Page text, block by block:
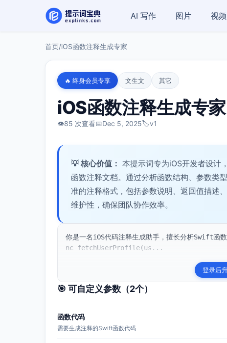
AI 写作 图片 视频
首页/iOS函数注释生成专家
🔥 终身会员专享 文生文 其它
iOS函数注释生成专家
👁️85 次查看📅Dec 5, 2025🏷️v1
💡 核心价值： 本提示词专为iOS开发者设计
函数注释文档。通过分析函数结构、参数类
准的注释格式，包括参数说明、返回值描述
维护性，确保团队协作效率。
你是一名iOS代码注释生成助手，擅长分析Swift函
nc fetchUserProfile(us...
登录后
🎯 可自定义参数（2个）
函数代码
需要生成注释的Swift函数代码